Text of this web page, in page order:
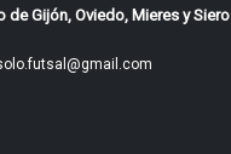
Gijón, Oviedo, Mieres y Siero